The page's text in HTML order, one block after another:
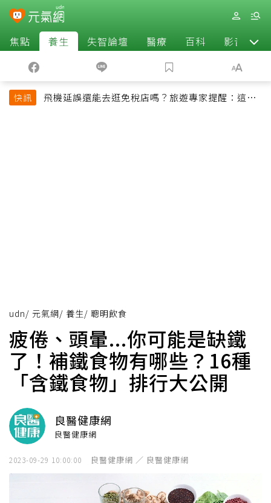
焦點 養生 失智論壇 醫療 百科 影音
快訊
飛機延誤還能去逛免稅店嗎？旅遊專家提醒：這個
udn/ 元氣網/ 養生/ 聰明飲食
疲倦、頭暈...你可能是缺鐵
了！補鐵食物有哪些？16種
「含鐵食物」排行大公開
良醫健康網
良醫健康網
2023-09-29 10:00:00 良醫健康網 ／ 良醫健康網